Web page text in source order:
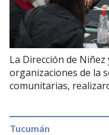
La Dirección de
organizaciones de la
comunitarias,
Tucumán